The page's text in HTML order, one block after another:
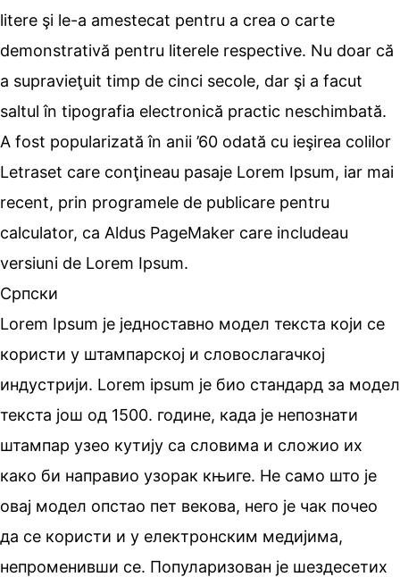
litere şi le-a amestecat pentru a crea o carte
demonstrativă pentru literele respective. Nu doar că
a supravieţuit timp de cinci secole, dar şi a facut
saltul în tipografia electronică practic neschimbată.
A fost popularizată în anii ’60 odată cu ieşirea colilor
Letraset care conţineau pasaje Lorem Ipsum, iar mai
recent, prin programele de publicare pentru
calculator, ca Aldus PageMaker care includeau
versiuni de Lorem Ipsum.
Српски
Lorem Ipsum је једноставно модел текста који се
користи у штампарској и словослагачкој
индустрији. Lorem ipsum је био стандард за модел
текста још од 1500. године, када је непознати
штампар узео кутију са словима и сложио их
како би направио узорак књиге. Не само што је
овај модел опстао пет векова, него је чак почео
да се користи и у електронским медијима,
непроменивши се. Популаризован је шездесетих